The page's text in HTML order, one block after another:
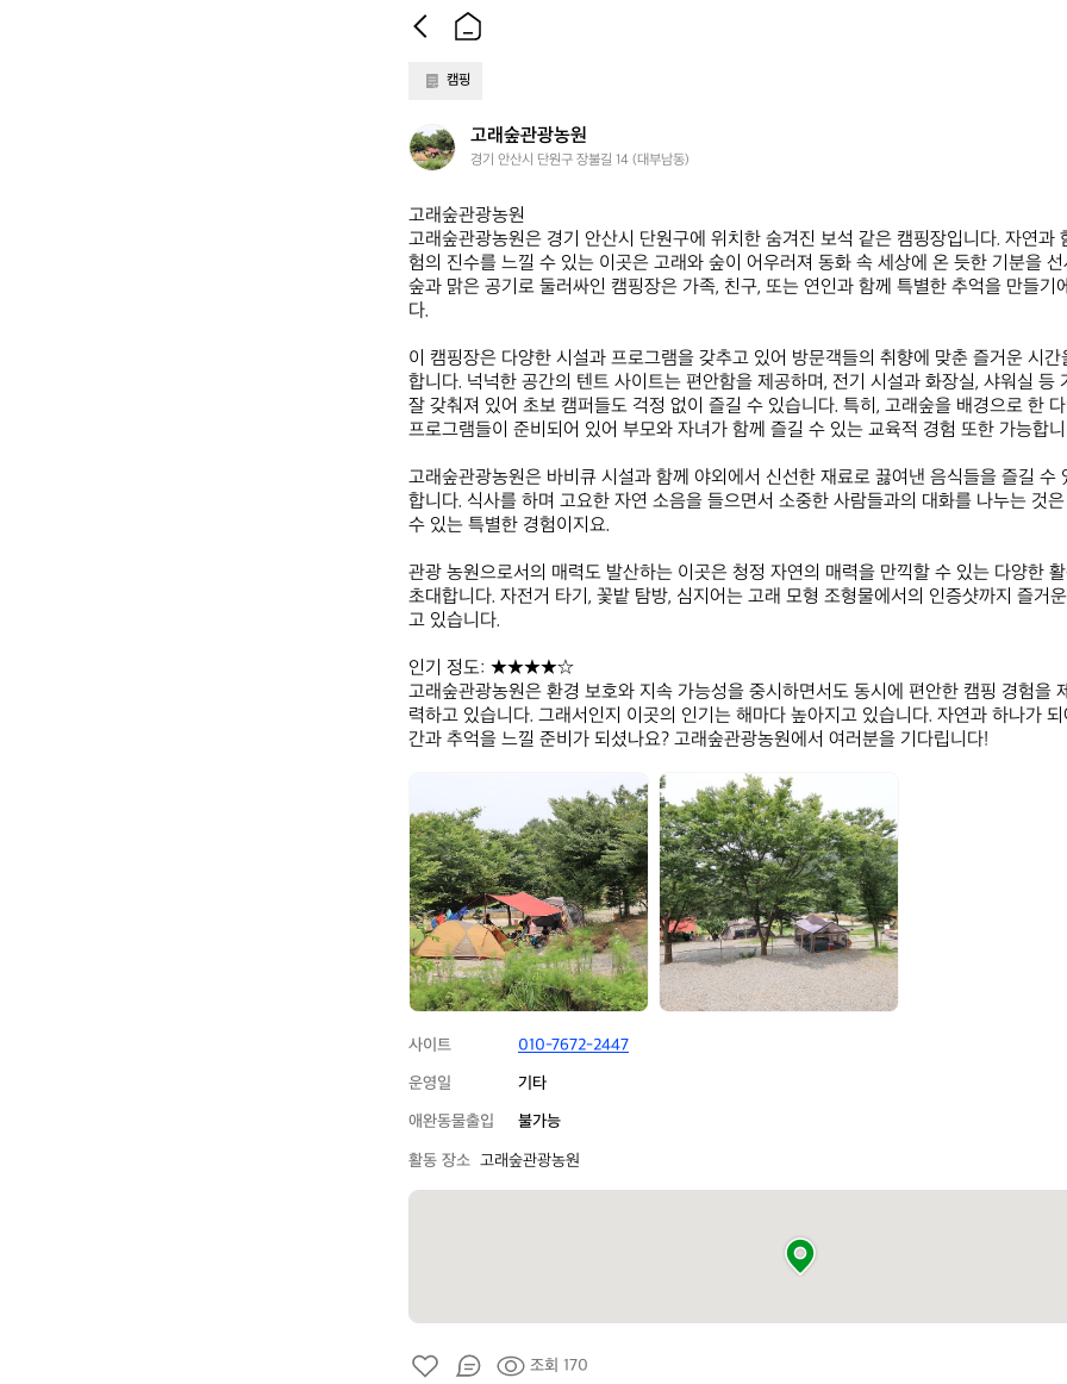
캠핑
고
래
관
광
농
원
고래숲관광농원
경기 안산시 단원구 장불길 14 (대부남동)
고래숲관광농원
고래숲관광농원은 경기 안산시 단원구에 위치한 숨겨진 보석 같은 캠핑장입니다. 자연과
험의 진수를 느낄 수 있는 이곳은 고래와 숲이 어우러져 동화 속 세상에 온 듯한 기분을
숲과 맑은 공기로 둘러싸인 캠핑장은 가족, 친구, 또는 연인과 함께 특별한 추억을 만들기
다.
이 캠핑장은 다양한 시설과 프로그램을 갖추고 있어 방문객들의 취향에 맞춘 즐거운 시
합니다. 넉넉한 공간의 텐트 사이트는 편안함을 제공하며, 전기 시설과 화장실, 샤워실 등
잘 갖춰져 있어 초보 캠퍼들도 걱정 없이 즐길 수 있습니다. 특히, 고래숲을 배경으로 한
프로그램들이 준비되어 있어 부모와 자녀가 함께 즐길 수 있는 교육적 경험 또한 가능합
고래숲관광농원은 바비큐 시설과 함께 야외에서 신선한 재료로 끓여낸 음식들을 즐길 수
합니다. 식사를 하며 고요한 자연 소음을 들으면서 소중한 사람들과의 대화를 나누는 것
수 있는 특별한 경험이지요.
관광 농원으로서의 매력도 발산하는 이곳은 청정 자연의 매력을 만끽할 수 있는 다양한
초대합니다. 자전거 타기, 꽃밭 탐방, 심지어는 고래 모형 조형물에서의 인증샷까지 즐거
고 있습니다.
인기 정도: ★★★★☆
고래숲관광농원은 환경 보호와 지속 가능성을 중시하면서도 동시에 편안한 캠핑 경험을
력하고 있습니다. 그래서인지 이곳의 인기는 해마다 높아지고 있습니다. 자연과 하나가
간과 추억을 느낄 준비가 되셨나요? 고래숲관광농원에서 여러분을 기다립니다!
래
숲
관
광
농
원
고
래
숲
관
광
농
원
사이트
010-7672-2447
운영일
기타
애완동물출입
불가능
활동 장소 고래숲관광농원
조회 170